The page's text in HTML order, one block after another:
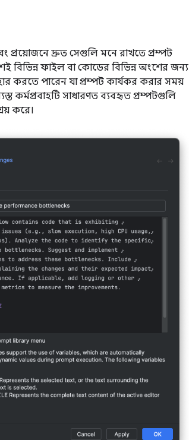
দ্রুত সেগুলি মনে রাখতে প্রম্পট
বিভিন্ন ফাইল বা কোডের বিভিন্ন অংশের জন্য
করতে পারেন যা প্রম্পট কার্যকর করার সময়
কর্মপ্রবাহটি সাধারণত ব্যবহৃত প্রম্পটগুলি
করে।